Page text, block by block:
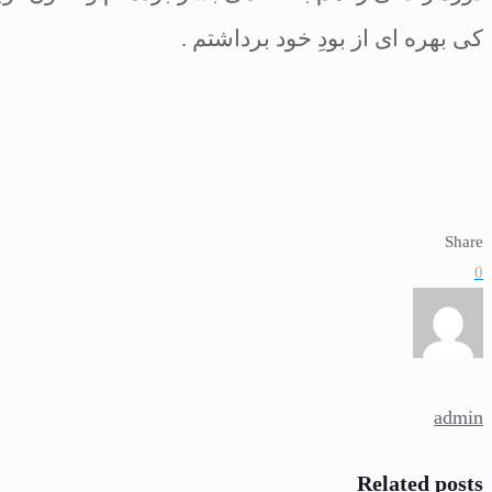
كى بهره ‏اى از بودِ خود برداشتم .
Share
0
admin
Related posts